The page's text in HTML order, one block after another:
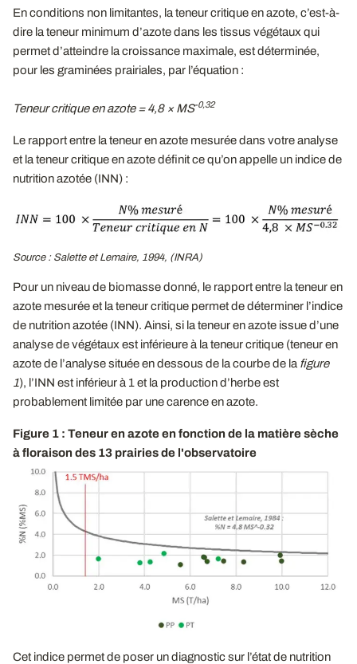
En conditions non limitantes, la teneur critique en azote, c’est-à-
dire la teneur minimum d’azote dans les tissus végétaux qui
permet d’atteindre la croissance maximale, est déterminée,
pour les graminées prairiales, par l’équation :
Teneur critique en azote = 4,8 × MS-0,32
Le rapport entre la teneur en azote mesurée dans votre analyse
et la teneur critique en azote définit ce qu’on appelle un indice de
nutrition azotée (INN) :
Source : Salette et Lemaire, 1994, (INRA)
Pour un niveau de biomasse donné, le rapport entre la teneur en
azote mesurée et la teneur critique permet de déterminer l’indice
de nutrition azotée (INN). Ainsi, si la teneur en azote issue d’une
analyse de végétaux est inférieure à la teneur critique (teneur en
azote de l’analyse située en dessous de la courbe de la figure
1), l’INN est inférieur à 1 et la production d’herbe est
probablement limitée par une carence en azote.
Figure 1 : Teneur en azote en fonction de la matière sèche
à floraison des 13 prairies de l'observatoire
Cet indice permet de poser un diagnostic sur l’état de nutrition